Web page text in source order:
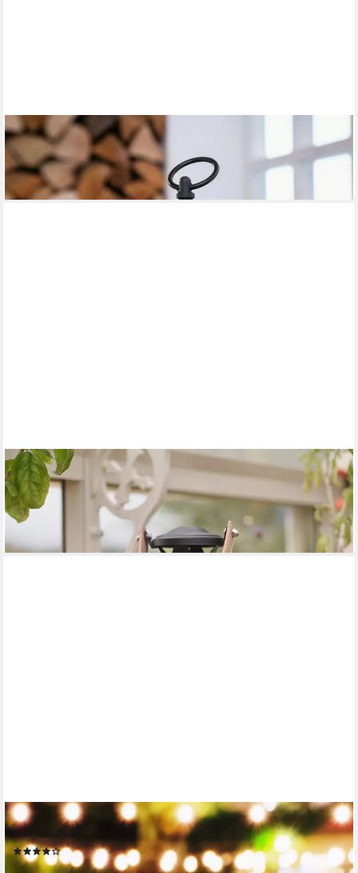
HOME-TRENDS24.DE
LED Laterne LED Laterne Tischkamin Tischdeko Schwarz Klein
19,90 €
lieferbar - in 4-5 Werktagen bei dir
LIGHTS4FUN
LED Laterne Kleine "Brixham" TruGlow® LED-Laterne mit Griff in
Lederoptik
24,99 €
lieferbar - in 5-6 Werktagen bei dir
RELAXDAYS
LED Laterne 2er Set
(10)
17,99 € UVP39,99 €